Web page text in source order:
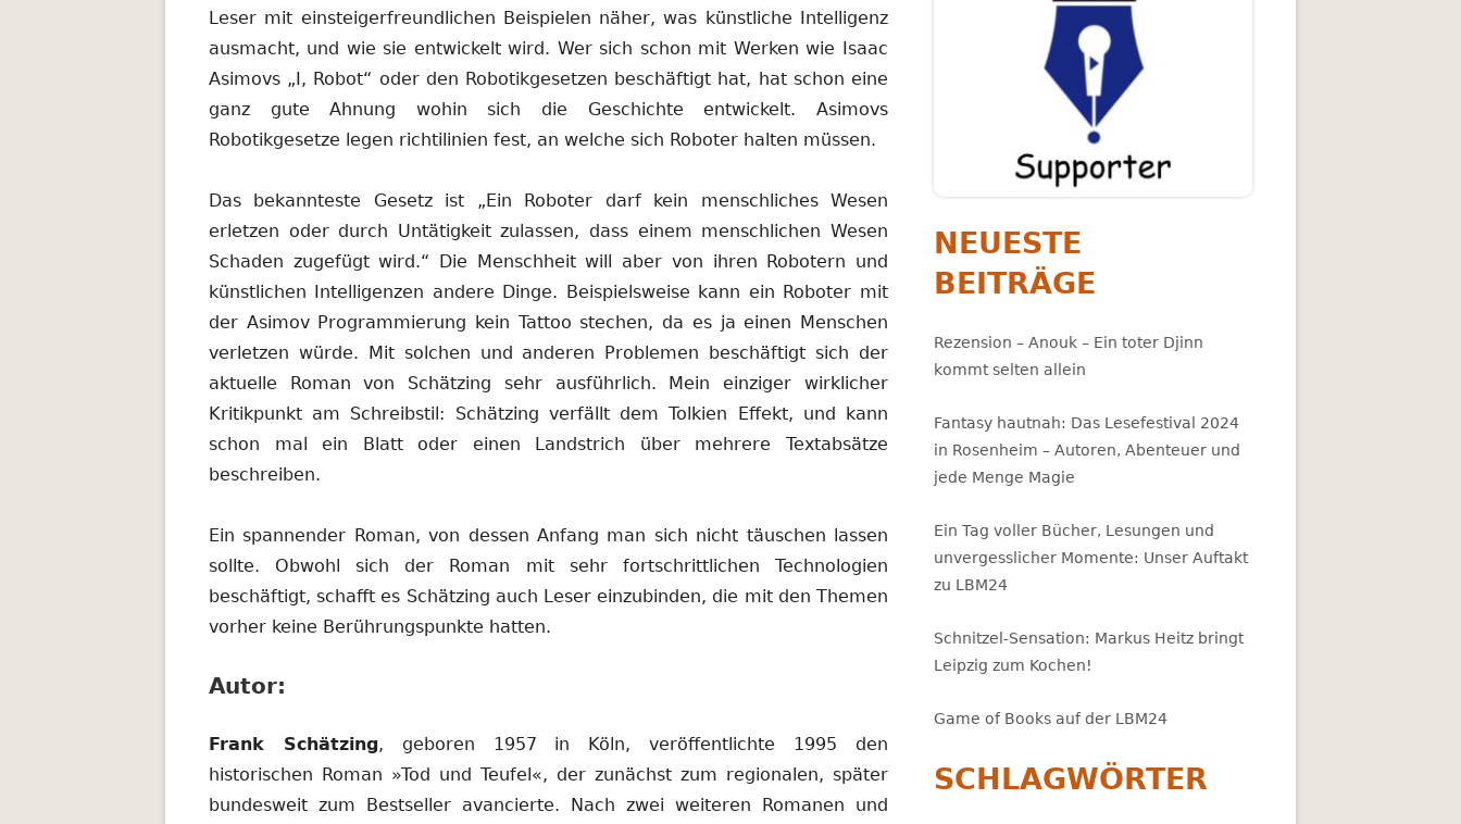
Leser mit einsteigerfreundlichen Beispielen näher, was künstliche Intelligenz
ausmacht, und wie sie entwickelt wird. Wer sich schon mit Werken wie Isaac
Asimovs „I, Robot“ oder den Robotikgesetzen beschäftigt hat, hat schon eine
ganz gute Ahnung wohin sich die Geschichte entwickelt. Asimovs
Robotikgesetze legen richtilinien fest, an welche sich Roboter halten müssen.
Das bekannteste Gesetz ist „Ein Roboter darf kein menschliches Wesen
erletzen oder durch Untätigkeit zulassen, dass einem menschlichen Wesen
Schaden zugefügt wird.“ Die Menschheit will aber von ihren Robotern und
künstlichen Intelligenzen andere Dinge. Beispielsweise kann ein Roboter mit
der Asimov Programmierung kein Tattoo stechen, da es ja einen Menschen
verletzen würde. Mit solchen und anderen Problemen beschäftigt sich der
aktuelle Roman von Schätzing sehr ausführlich. Mein einziger wirklicher
Kritikpunkt am Schreibstil: Schätzing verfällt dem Tolkien Effekt, und kann
schon mal ein Blatt oder einen Landstrich über mehrere Textabsätze
beschreiben.
Ein spannender Roman, von dessen Anfang man sich nicht täuschen lassen
sollte. Obwohl sich der Roman mit sehr fortschrittlichen Technologien
beschäftigt, schafft es Schätzing auch Leser einzubinden, die mit den Themen
vorher keine Berührungspunkte hatten.
Autor:
Frank Schätzing, geboren 1957 in Köln, veröffentlichte 1995 den
historischen Roman »Tod und Teufel«, der zunächst zum regionalen, später
bundesweit zum Bestseller avancierte. Nach zwei weiteren Romanen und
NEUESTE
BEITRÄGE
Rezension – Anouk – Ein toter Djinn
kommt selten allein
Fantasy hautnah: Das Lesefestival 2024
in Rosenheim – Autoren, Abenteuer und
jede Menge Magie
Ein Tag voller Bücher, Lesungen und
unvergesslicher Momente: Unser Auftakt
zu LBM24
Schnitzel-Sensation: Markus Heitz bringt
Leipzig zum Kochen!
Game of Books auf der LBM24
SCHLAGWÖRTER